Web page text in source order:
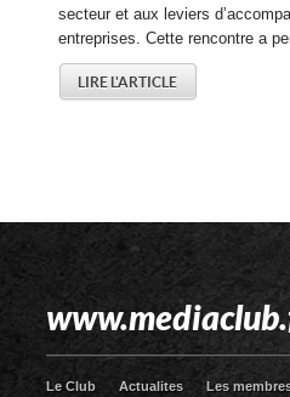
secteur et aux leviers
entreprises. Cette rencontre a
LIRE L'ARTICLE
Le Club Actualites Les